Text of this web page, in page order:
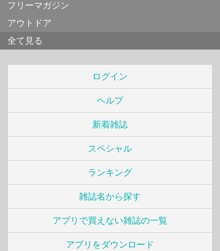
フリーマガジン
アウトドア
全て見る
ログイン
ヘルプ
新着雑誌
スペシャル
ランキング
雑誌名から探す
アプリで買えない雑誌の一覧
アプリをダウンロード